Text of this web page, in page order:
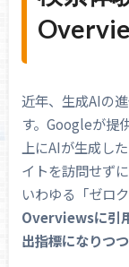
近年、生成AIの
す。Googleが提
上にAIが生成し
イトを訪問せず
いわゆる「ゼロ
Overviewsに引
出指標になりつ